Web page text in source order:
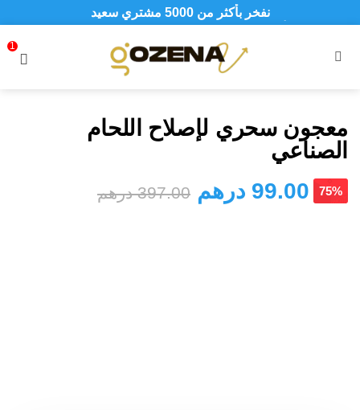
نفخر بأكثر من 5000 مشتري سعيد
أطلب الآن والدفع فقط عند استلام المنتج
MENU
1
معجون سحري لإصلاح اللحام
الصناعي
99.00 درهم 397.00 درهم 75%